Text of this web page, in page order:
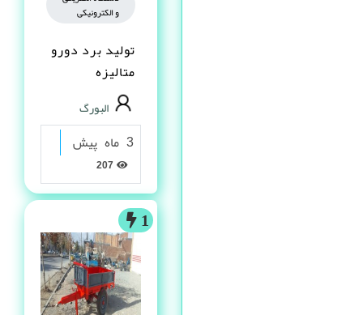
و الکترونیکی
تولید برد دورو
متالیزه
البورگ
3 ماه پیش
1